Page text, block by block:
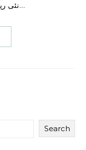
نئی رپورٹ کے مطابق، پلاسٹک کی آلودگی اور…
Search